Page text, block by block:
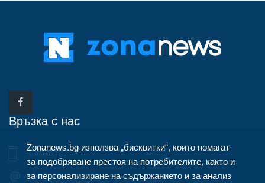
Връзка с нас
Контакти
info@zonanews.bg
Zonanews.bg използва „бисквитки“, които помагат
за подобряване престоя на потребителите, както и
за персонализиране на съдържанието и за анализ